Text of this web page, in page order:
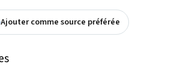
Ajouter comme source préférée